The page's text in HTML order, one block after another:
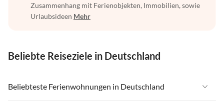
Zusammenhang mit Ferienobjekten, Immobilien, sowie
Urlaubsideen Mehr
Beliebte Reiseziele in Deutschland
Beliebteste Ferienwohnungen in Deutschland